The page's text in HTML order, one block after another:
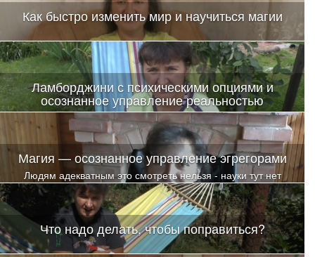
Как быстро изменить мир и научиться магии
Ламборджини с психическими опциями и
осознанное управление реальностью
Магия — осознанное управление эгрегорами
Людям адекватным это смотреть нельзя - науки тут нет
Что надо делать, чтобы поправиться?